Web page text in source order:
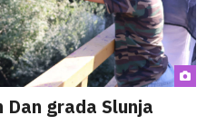
grada Slunja